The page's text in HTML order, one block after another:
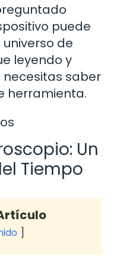
puede
de
leyendo y
saber
herramienta.
Un
Tiempo